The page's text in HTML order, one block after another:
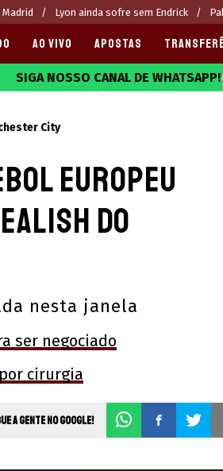
Lyon ainda sofre sem Endrick
AO VIVO APOSTAS
SIGA NOSSO CANAL DE WHATSAPP!
City
europeu
do
nesta janela
ser negociado
cirurgia
a gente no Google!